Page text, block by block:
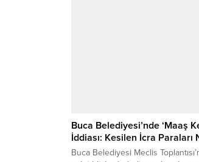
Buca Belediyesi’nde ‘Maaş
İddiası: Kesilen İcra Paraları
Buca Belediyesi Meclis